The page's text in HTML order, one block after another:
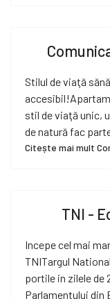
Stilul de viaţă
stil de viaţă unic,
de natură fac
Citește mai mult
TNI -
Incepe cel mai
TNITargul
portile in zilele de
Parlamentului din